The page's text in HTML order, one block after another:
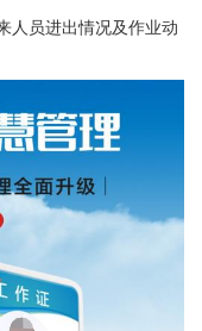
人员进出情况及作业动